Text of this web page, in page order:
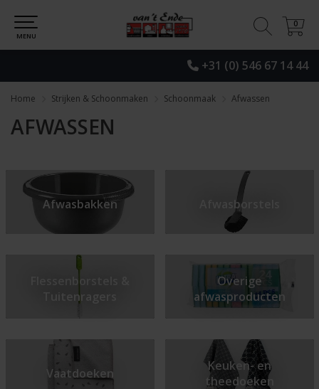
+31 (0) 546 67 14 44
0
0
MENU
Home Strijken & Schoonmaken Schoonmaak Afwassen
AFWASSEN
Afwasbakken Afwasborstels
Flessenborstels &
Tuitenragers
Overige
afwasproducten
Vaatdoeken
Keuken- en
theedoeken